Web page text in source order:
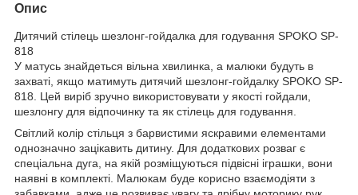
Опис
Дитячий стілець шезлонг-гойдалка для годування SPOKO SP-
818
У матусь знайдеться вільна хвилинка, а малюки будуть в
захваті, якщо матимуть дитячий шезлонг-гойдалку SPOKO SP-
818. Цей виріб зручно використовувати у якості гойдали,
шезлонгу для відпочинку та як стілець для годування.
Світлий колір стільця з барвистими яскравими елементами
однозначно зацікавить дитину. Для додаткових розваг є
спеціальна дуга, на якій розміщуються підвісні іграшки, вони
наявні в комплекті. Малюкам буде корисно взаємодіяти з